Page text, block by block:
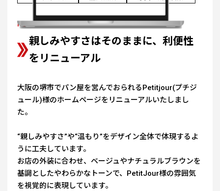
Point
親しみやすさはそのままに、利便性
をリニューアル
大阪の堺市でパン屋を営んでおられるPetitjour(プチジ
ュール)様のホームページをリニューアルいたしまし
た。
“親しみやすさ”や“温もり”をデザイン全体で体現するよ
うに工夫しています。
お店の外装に合わせ、ベージュやナチュラルブラウンを
基調としたやわらかなトーンで、PetitJour様の雰囲気
を視覚的に表現しています。